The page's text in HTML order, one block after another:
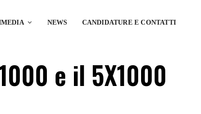
NEWS CANDIDATURE E CONTATTI
e il 5X1000